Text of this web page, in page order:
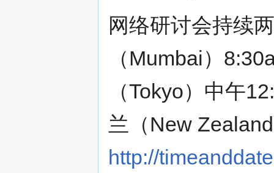
网络研讨会持续
（Mumbai）
（Tokyo）中午
兰（New
http://